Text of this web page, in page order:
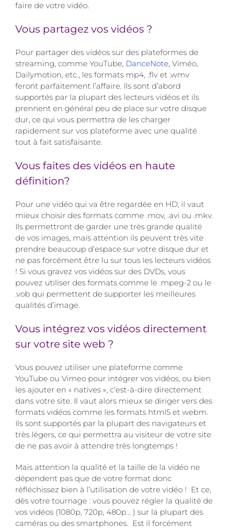
faire de votre vidéo.
Vous partagez vos vidéos ?
Pour partager des vidéos sur des plateformes de
streaming, comme YouTube, DanceNote, Viméo,
Dailymotion, etc., les formats mp4, .flv et .wmv
feront parfaitement l’affaire. Ils sont d’abord
supportés par la plupart des lecteurs vidéos et ils
prennent en général peu de place sur votre disque
dur, ce qui vous permettra de les charger
rapidement sur vos plateforme avec une qualité
tout à fait satisfaisante.
Vous faites des vidéos en haute
définition?
Pour une vidéo qui va être regardée en HD, il vaut
mieux choisir des formats comme .mov, .avi ou .mkv.
Ils permettront de garder une très grande qualité
de vos images, mais attention ils peuvent très vite
prendre beaucoup d’espace sur votre disque dur et
ne pas forcément être lu sur tous les lecteurs vidéos
! Si vous gravez vos vidéos sur des DVDs, vous
pouvez utiliser des formats comme le .mpeg-2 ou le
.vob qui permettent de supporter les meilleures
qualités d’image.
Vous intégrez vos vidéos directement
sur votre site web ?
Vous pouvez utiliser une plateforme comme
YouTube ou Vimeo pour intégrer vos vidéos, ou bien
les ajouter en « natives », c’est-à-dire directement
dans votre site. Il vaut alors mieux se diriger vers des
formats vidéos comme les formats html5 et webm.
Ils sont supportés par la plupart des navigateurs et
très légers, ce qui permettra au visiteur de votre site
de ne pas avoir à attendre très longtemps !
Mais attention la qualité et la taille de la vidéo ne
dépendent pas que de votre format donc
réfléchissez bien à l’utilisation de votre vidéo ! Et ce,
dès votre tournage : vous pouvez régler la qualité de
vos vidéos (1080p, 720p, 480p… ) sur la plupart des
caméras ou des smartphones. Est il forcément